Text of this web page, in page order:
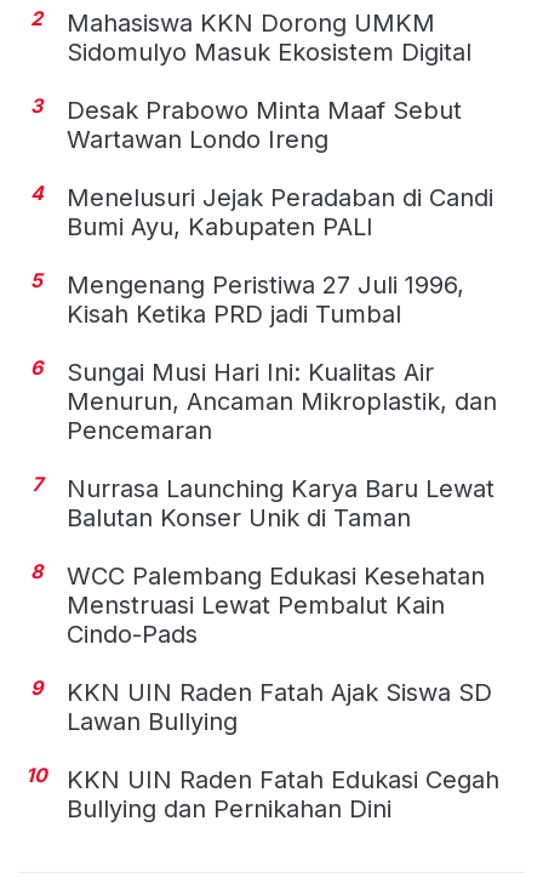
2
Mahasiswa KKN Dorong UMKM
Sidomulyo Masuk Ekosistem Digital
3
Desak Prabowo Minta Maaf Sebut
Wartawan Londo Ireng
4
Menelusuri Jejak Peradaban di Candi
Bumi Ayu, Kabupaten PALI
5
Mengenang Peristiwa 27 Juli 1996,
Kisah Ketika PRD jadi Tumbal
6
Sungai Musi Hari Ini: Kualitas Air
Menurun, Ancaman Mikroplastik, dan
Pencemaran
7
Nurrasa Launching Karya Baru Lewat
Balutan Konser Unik di Taman
8
WCC Palembang Edukasi Kesehatan
Menstruasi Lewat Pembalut Kain
Cindo-Pads
9
KKN UIN Raden Fatah Ajak Siswa SD
Lawan Bullying
10
KKN UIN Raden Fatah Edukasi Cegah
Bullying dan Pernikahan Dini